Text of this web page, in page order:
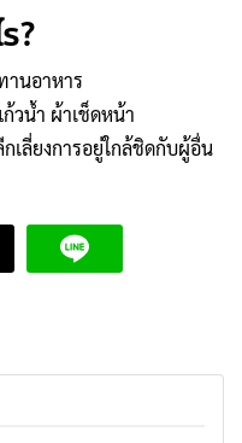
?
านอาหาร
วน้ำ ผ้าเช็ดหน้า
ลี่ยงการอยู่ใกล้ชิดกับผู้อื่น